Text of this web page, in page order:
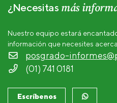
¿Necesitas más
Nuestro equipo estará
información que necesites
posgrado-
(01) 741 0181
Escríbenos